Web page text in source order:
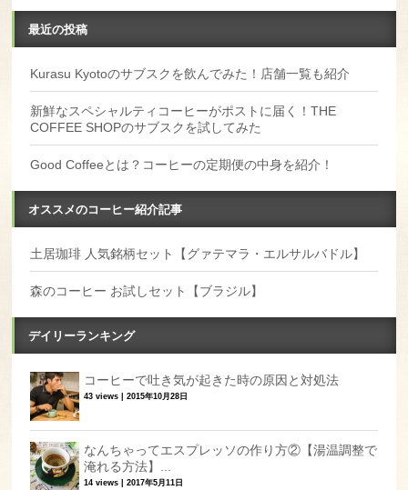
最近の投稿
Kurasu Kyotoのサブスクを飲んでみた！店舗一覧も紹介
新鮮なスペシャルティコーヒーがポストに届く！THE
COFFEE SHOPのサブスクを試してみた
Good Coffeeとは？コーヒーの定期便の中身を紹介！
オススメのコーヒー紹介記事
土居珈琲 人気銘柄セット【グァテマラ・エルサルバドル】
森のコーヒー お試しセット【ブラジル】
デイリーランキング
コーヒーで吐き気が起きた時の原因と対処法
43 views |2015年10月28日
なんちゃってエスプレッソの作り方②【湯温調整で
淹れる方法】...
14 views |2017年5月11日